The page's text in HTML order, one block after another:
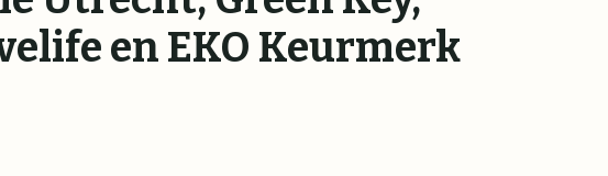
en EKO Keurmerk